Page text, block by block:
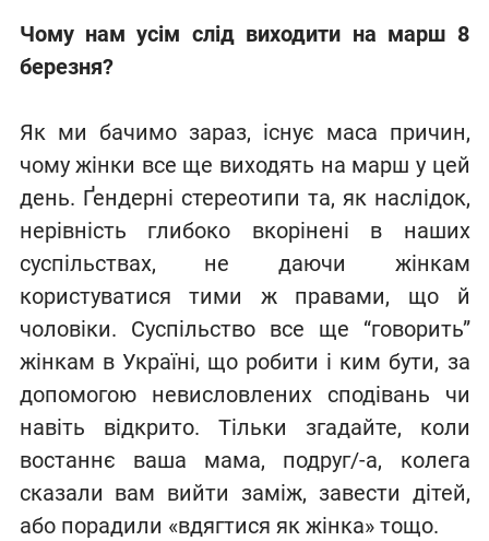
Чому нам усім слід виходити на марш 8
березня?
Як ми бачимо зараз, існує маса причин,
чому жінки все ще виходять на марш у цей
день. Ґендерні стереотипи та, як наслідок,
нерівність глибоко вкорінені в наших
суспільствах, не даючи жінкам
користуватися тими ж правами, що й
чоловіки. Суспільство все ще “говорить”
жінкам в Україні, що робити і ким бути, за
допомогою невисловлених сподівань чи
навіть відкрито. Тільки згадайте, коли
востаннє ваша мама, подруг/-а, колега
сказали вам вийти заміж, завести дітей,
або порадили «вдягтися як жінка» тощо.